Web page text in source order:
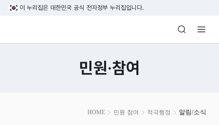
본문 바로가기
이 누리집은 대한민국 공식 전자정부 누리집입니다.
방송미디어통신위원회 Korea Media
민원·참여
HOME 민원·참여 적극행정 알림/소식